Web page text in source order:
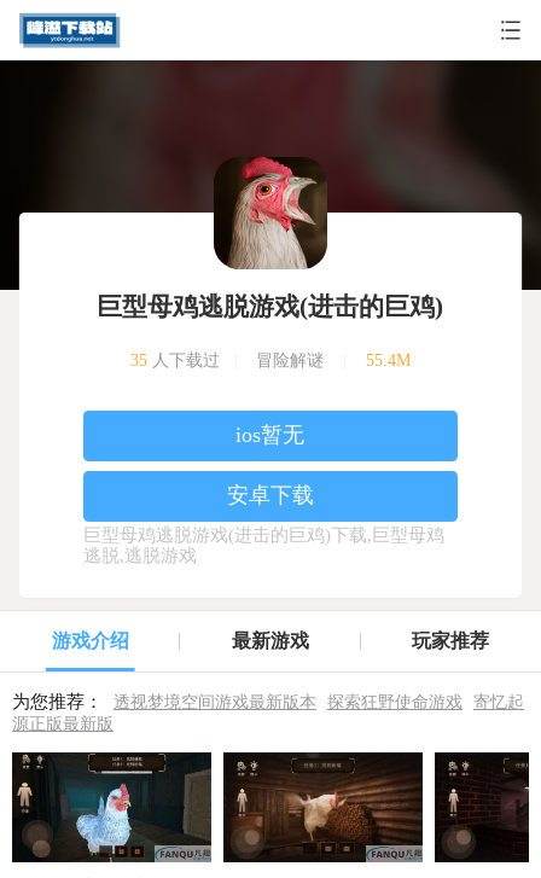
巨型母鸡逃脱游戏(进击的巨鸡)
35 人下载过 冒险解谜 55.4M
ios暂无
安卓下载
巨型母鸡逃脱游戏(进击的巨鸡)下载,巨型母鸡
逃脱,逃脱游戏
游戏介绍 最新游戏 玩家推荐
为您推荐： 透视梦境空间游戏最新版本 探索狂野使命游戏 寄忆起
源正版最新版